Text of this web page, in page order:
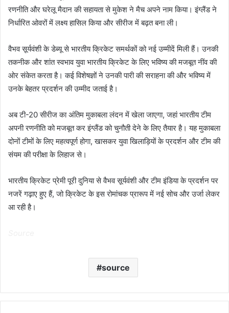
रणनीति और घरेलू मैदान की सहायता से मुकेश ने मैच अपने नाम किया। इंग्लैंड ने
निर्धारित ओवरों में लक्ष्य हासिल किया और सीरीज में बढ़त बना ली।
वैभव सूर्यवंशी के डेब्यू से भारतीय क्रिकेट समर्थकों को नई उम्मीदें मिली हैं। उनकी
तकनीक और शांत स्वभाव युवा भारतीय क्रिकेट के लिए भविष्य की मजबूत नींव की
ओर संकेत करता है। कई विशेषज्ञों ने उनकी पारी की सराहना की और भविष्य में
उनके बेहतर प्रदर्शन की उम्मीद जताई है।
अब टी-20 सीरीज का अंतिम मुकाबला लंदन में खेला जाएगा, जहां भारतीय टीम
अपनी रणनीति को मजबूत कर इंग्लैंड को चुनौती देने के लिए तैयार है। यह मुकाबला
दोनों टीमों के लिए महत्वपूर्ण होगा, खासकर युवा खिलाड़ियों के प्रदर्शन और टीम की
संयम की परीक्षा के लिहाज से।
भारतीय क्रिकेट प्रेमी पूरी दुनिया से वैभव सूर्यवंशी और टीम इंडिया के प्रदर्शन पर
नजरें गढ़ाए हुए हैं, जो क्रिकेट के इस रोमांचक प्रारूप में नई सोच और उर्जा लेकर
आ रही है।
source